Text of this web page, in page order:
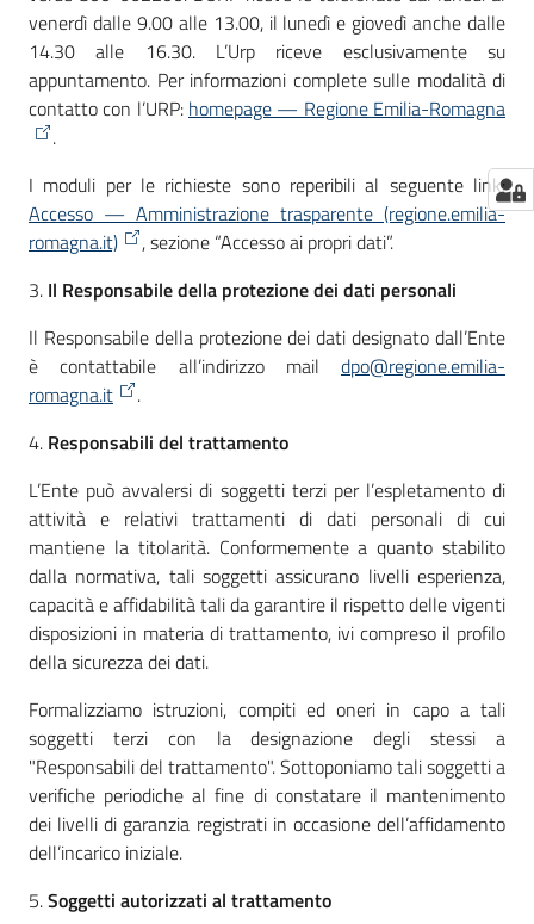
venerdì dalle 9.00 alle 13.00, il lunedì e giovedì anche dalle
14.30 alle 16.30. L’Urp riceve esclusivamente su
appuntamento. Per informazioni complete sulle modalità di
contatto con l’URP: homepage — Regione Emilia-Romagna
.
I moduli per le richieste sono reperibili al seguente link:
Accesso — Amministrazione trasparente (regione.emilia-
romagna.it)
, sezione “Accesso ai propri dati”.
3. Il Responsabile della protezione dei dati personali
Il Responsabile della protezione dei dati designato dall’Ente
è contattabile all’indirizzo mail dpo@regione.emilia-
romagna.it
.
4. Responsabili del trattamento
L’Ente può avvalersi di soggetti terzi per l’espletamento di
attività e relativi trattamenti di dati personali di cui
mantiene la titolarità. Conformemente a quanto stabilito
dalla normativa, tali soggetti assicurano livelli esperienza,
capacità e affidabilità tali da garantire il rispetto delle vigenti
disposizioni in materia di trattamento, ivi compreso il profilo
della sicurezza dei dati.
Formalizziamo istruzioni, compiti ed oneri in capo a tali
soggetti terzi con la designazione degli stessi a
"Responsabili del trattamento". Sottoponiamo tali soggetti a
verifiche periodiche al fine di constatare il mantenimento
dei livelli di garanzia registrati in occasione dell’affidamento
dell’incarico iniziale.
5.Soggetti autorizzati al trattamento